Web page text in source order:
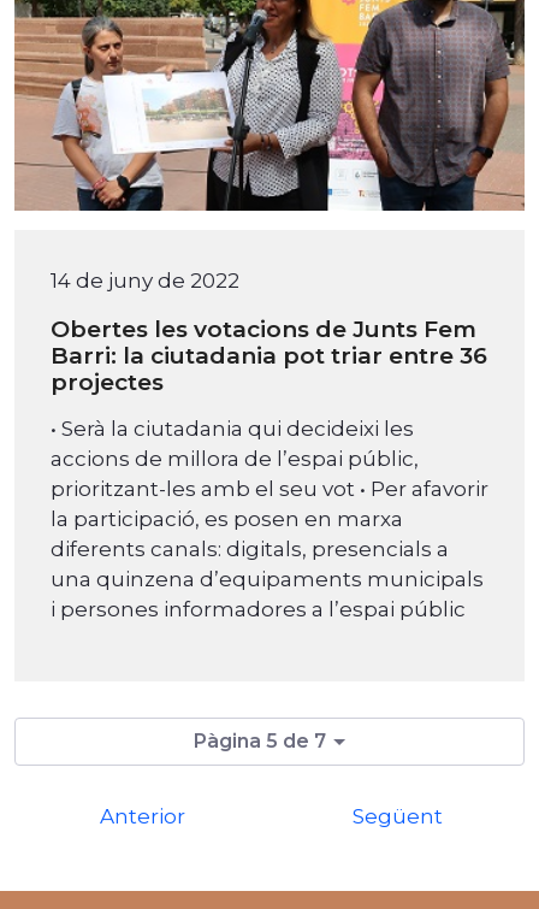
14 de juny de 2022
Obertes les votacions de Junts Fem
Barri: la ciutadania pot triar entre 36
projectes
• Serà la ciutadania qui decideixi les
accions de millora de l’espai públic,
prioritzant-les amb el seu vot • Per afavorir
la participació, es posen en marxa
diferents canals: digitals, presencials a
una quinzena d’equipaments municipals
i persones informadores a l’espai públic
Pàgina 5 de 7
Anterior Següent